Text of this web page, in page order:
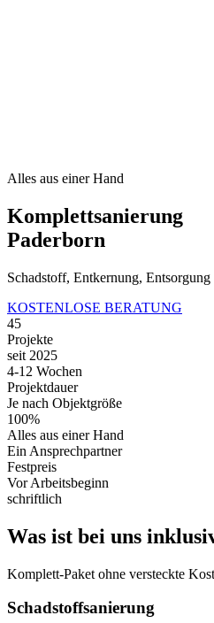
Alles aus einer Hand
Komplettsanierung
Paderborn
Schadstoff, Entkernung,
KOSTENLOSE BERATUNG
45
Projekte
seit 2025
4-12 Wochen
Projektdauer
Je nach Objektgröße
100%
Alles aus einer Hand
Ein Ansprechpartner
Festpreis
Vor Arbeitsbeginn
schriftlich
Was ist bei uns
Komplett-Paket ohne versteckte
Schadstoffsanierung